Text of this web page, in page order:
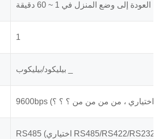
العودة إلى وضع المنزل في 1 ~ 60 دقيقة
1
RS485 (اختياري RS485/RS422/RS232)